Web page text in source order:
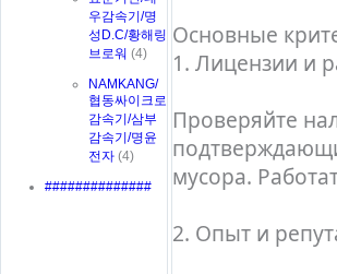
우감속기/명
성D.C/황해링
브로워 (4)
NAMKANG/
협동싸이크로
감속기/삼부
감속기/명윤
전자 (4)
##############
Основные
1. Лицензии и
Проверяйте
мусора.
2. Опыт и